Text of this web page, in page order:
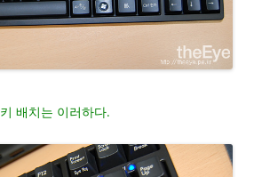
키 배치는 이러하다.